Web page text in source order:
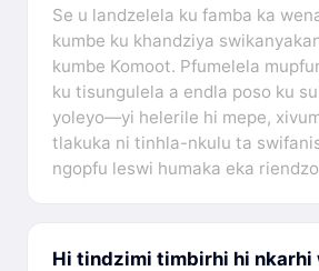
Se u landzelela ku famba ka
kumbe ku khandziya
kumbe Komoot. Pfumelela
ku tisungulela a endla poso ku
yoleyo—yi helerile hi mepe,
tlakuka ni tinhla-nkulu ta
ngopfu leswi humaka eka
Hi tindzimi timbirhi hi nkarhi